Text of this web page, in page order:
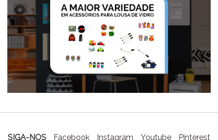
SIGA-NOS Facebook Instagram Youtube Pinterest